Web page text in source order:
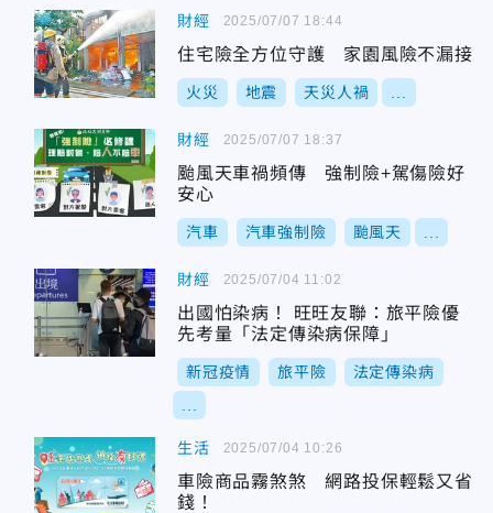
財經
住宅險全方位守護 家園風險不漏接
火災 地震 天災人禍
2025/07/07 18:44
財經
颱風天車禍頻傳 強制險+駕傷險好
安心
汽車 汽車強制險 颱風天
2025/07/07 18:37
財經
出國怕染病！ 旺旺友聯：旅平險優
先考量「法定傳染病保障」
新冠疫情 旅平險 法定傳染病
2025/07/04 11:02
生活
車險商品霧煞煞 網路投保輕鬆又省
錢！
2025/07/04 10:26